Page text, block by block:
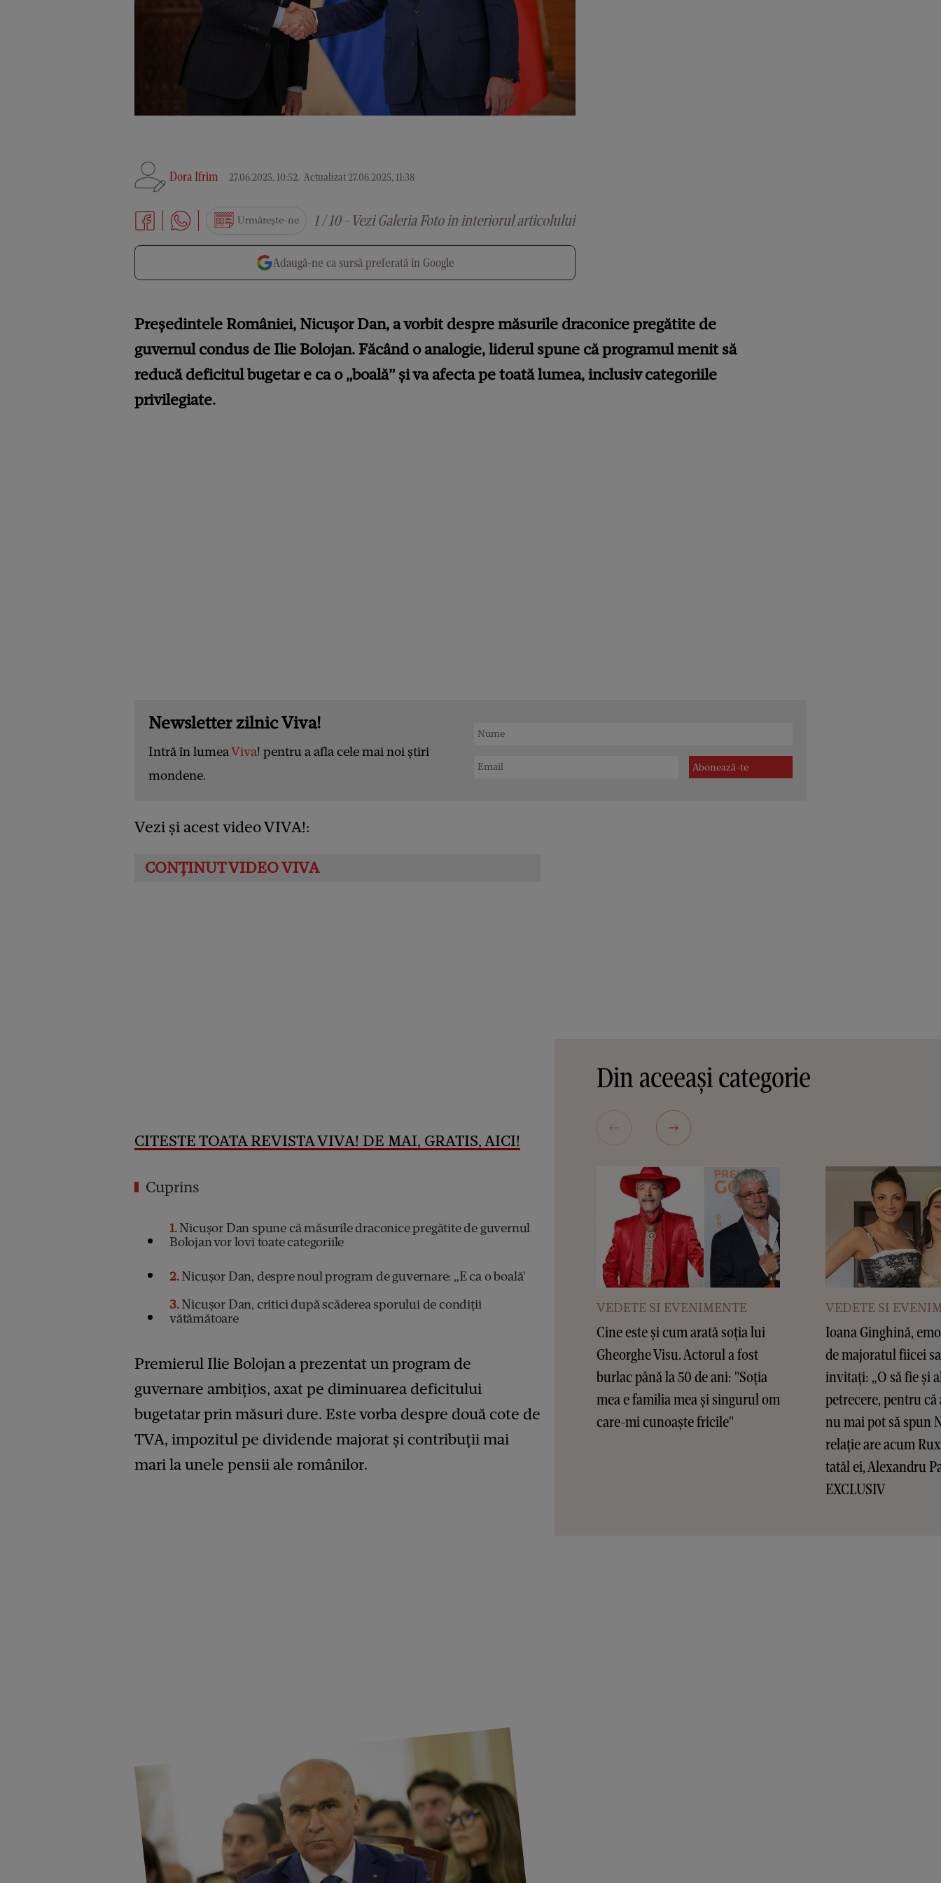
Dora Ifrim 27.06.2025, 10:52. Actualizat 27.06.2025, 11:38
Urmărește-ne 1 / 10 - Vezi Galeria Foto in interiorul articolului
Adaugă-ne ca sursă preferată în Google
Președintele României, Nicușor Dan, a vorbit despre măsurile draconice pregătite de
guvernul condus de Ilie Bolojan. Făcând o analogie, liderul spune că programul menit să
reducă deficitul bugetar e ca o „boală” și va afecta pe toată lumea, inclusiv categoriile
privilegiate.
Newsletter zilnic Viva!
Intră în lumeaViva! pentru a afla cele mai noi știri
mondene.
Vezi și acest video VIVA!:
CITESTE TOATA REVISTA VIVA! DE MAI, GRATIS, AICI!
Cuprins
1Nicușor Dan spune că măsurile draconice pregătite de guvernul
Bolojan vor lovi toate categoriile
2Nicușor Dan, despre noul program de guvernare: „E ca o boală'
3Nicușor Dan, critici după scăderea sporului de condiții
vătămătoare
Premierul Ilie Bolojan a prezentat un program de
guvernare ambițios, axat pe diminuarea deficitului
bugetatar prin măsuri dure. Este vorba despre două cote de
TVA, impozitul pe dividende majorat și contribuții mai
mari la unele pensii ale românilor.
Din aceeași categorie
VEDETE SI EVENIMENTE
Cine este și cum arată soția lui
Gheorghe Visu. Actorul a fost
burlac până la 50 de ani: "Soția
mea e familia mea și singurul om
care-mi cunoaște fricile"
VEDETE SI
Ioana Ginghină,
de majoratul fiicei
invitați: „O să fie și
petrecere, pentru că
nu mai pot să spun
relație are acum
tatăl ei, Alexandru
EXCLUSIV